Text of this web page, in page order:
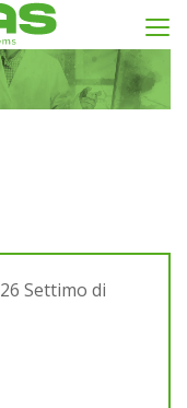
Settimo di